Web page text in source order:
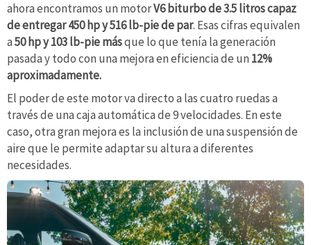
ahora encontramos un motorV6 biturbo de 3.5 litros capaz
de entregar 450 hp y 516 lb-pie de par. Esas cifras equivalen
a50 hp y 103 lb-pie másque lo que tenía la generación
pasada y todo con una mejora en eficiencia de un 12%
aproximadamente.
El poder de este motor va directo a las cuatro ruedas a
través de una caja automática de 9 velocidades. En este
caso, otra gran mejora es la inclusión de una suspensión de
aire que le permite adaptar su altura a diferentes
necesidades.